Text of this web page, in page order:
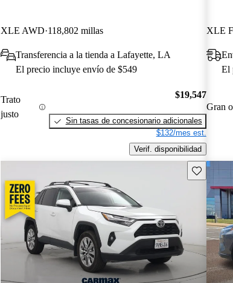
XLE AWD 118,802 millas
Transferencia a la tienda a Lafayette, LA
El precio incluye envío de $549
Trato
justo
$19,547
Sin tasas de concesionario adicionales
$132/mes est.
Verif. disponibilidad
XLE
El
Gran
Guarda